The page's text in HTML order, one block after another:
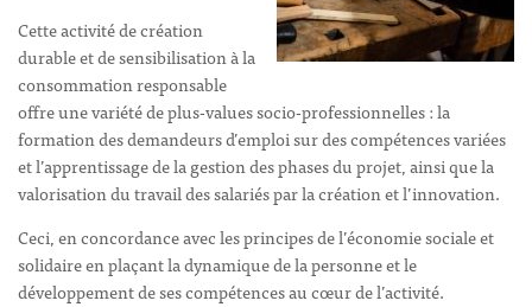
Cette activité de création
durable et de sensibilisation à la
consommation responsable
offre une variété de plus-values socio-professionnelles : la
formation des demandeurs d’emploi sur des compétences variées
et l’apprentissage de la gestion des phases du projet, ainsi que la
valorisation du travail des salariés par la création et l’innovation.
Ceci, en concordance avec les principes de l’économie sociale et
solidaire en plaçant la dynamique de la personne et le
développement de ses compétences au cœur de l’activité.